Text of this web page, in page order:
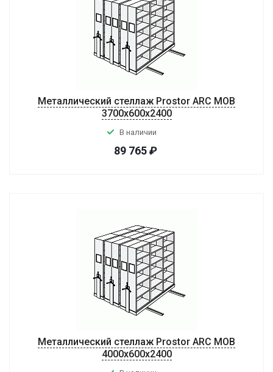
Металлический стеллаж Prostor ARC MOB
3700x600x2400
В наличии
89 765₽
Металлический стеллаж Prostor ARC MOB
4000x600x2400